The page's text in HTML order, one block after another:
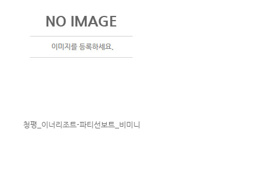
청평_이너리조트-파티선보트_비미니